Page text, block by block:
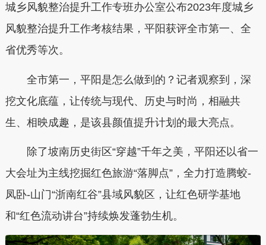
城乡风貌整治提升工作专班办公室公布2023年度城乡
风貌整治提升工作考核结果，平阳获评全市第一、全
省优秀等次。
全市第一，平阳是怎么做到的？记者观察到，深
挖文化底蕴，让传统与现代、历史与时尚，相融共
生、相映成趣，是该县颜值提升计划的最大亮点。
除了坡南历史街区“穿越”千年之美，平阳还以省一
大会址为主线挖掘红色旅游“落脚点”，全力打造腾蛟-
凤卧-山门“浙南红谷”县域风貌区，让红色研学基地
和“红色流动讲台”持续焕发蓬勃生机。